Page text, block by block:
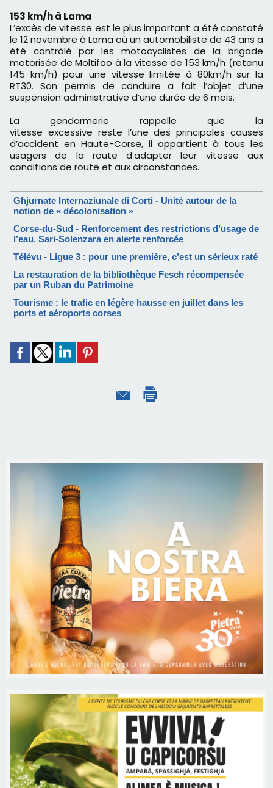
153 km/h à Lama
L’excès de vitesse est le plus important a été constaté
le 12 novembre à Lama où un automobiliste de 43 ans a
été contrôlé par les motocyclistes de la brigade
motorisée de Moltifao à la vitesse de 153 km/h (retenu
145 km/h) pour une vitesse limitée à 80km/h sur la
RT30. Son permis de conduire a fait l’objet d’une
suspension administrative d’une durée de 6 mois.
La gendarmerie rappelle que la
vitesse excessive reste l’une des principales causes
d’accident en Haute-Corse, il appartient à tous les
usagers de la route d’adapter leur vitesse aux
conditions de route et aux circonstances.
Ghjurnate Internaziunale di Corti - Unité autour de la
notion de « décolonisation »
Corse-du-Sud - Renforcement des restrictions d’usage de
l’eau. Sari-Solenzara en alerte renforcée
Télévu - Ligue 3 : pour une première, c’est un sérieux raté
La restauration de la bibliothèque Fesch récompensée
par un Ruban du Patrimoine
Tourisme : le trafic en légère hausse en juillet dans les
ports et aéroports corses